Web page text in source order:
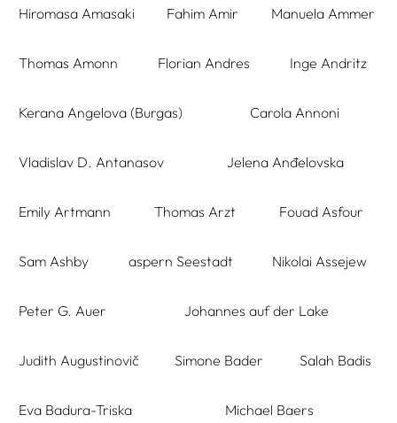
Hiromasa Amasaki Fahim Amir Manuela Ammer
Thomas Amonn Florian Andres Inge Andritz
Kerana Angelova (Burgas) Carola Annoni
Vladislav D. Antanasov Jelena Anđelovska
Emily Artmann Thomas Arzt Fouad Asfour
Sam Ashby aspern Seestadt Nikolai Assejew
Peter G. Auer Johannes auf der Lake
Judith Augustinovič Simone Bader Salah Badis
Eva Badura-Triska Michael Baers